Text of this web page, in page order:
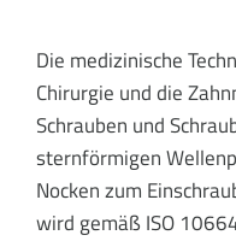
Die medizinische
Chirurgie und die
Schrauben und
sternförmigen
Nocken zum
wird gemäß ISO